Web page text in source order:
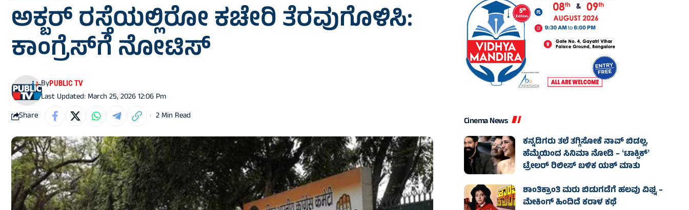
ಅಕ್ಬರ್‌ ರಸ್ತೆಯಲ್ಲಿರೋ ಕಚೇರಿ ತೆರವುಗೊಳಿಸಿ:
ಕಾಂಗ್ರೆಸ್‌ಗೆ ನೋಟಿಸ್‌‌
Last Updated: March 25, 2026 12:06 Pm
ByPUBLIC TV
Share 2 Min Read
Cinema News
ಕನ್ನಡಿಗರು ತಲೆ ತಗ್ಗಿಸೋಕೆ ನಾವ್‌ ಬಿಡಲ್ಲ,
ಹೆಮ್ಮೆಯಿಂದ ಸಿನಿಮಾ ನೋಡಿ – ʻಟಾಕ್ಸಿಕ್‌ʼ
ಟ್ರೇಲರ್‌ ರಿಲೀಸ್‌ ಬಳಿಕ ಯಶ್‌ ಮಾತು
ಶಾಂತಿಕ್ರಾಂತಿ ಮರು ಬಿಡುಗಡೆಗೆ ಹಲವು ವಿಘ್ನ –
ಮೇಕಿಂಗ್ ಹಿಂದಿದೆ ಕರಾಳ ಕಥೆ